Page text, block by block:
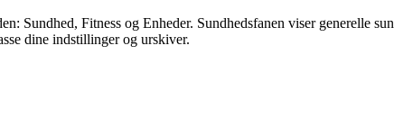
Sundhed, Fitness og Enheder. Sundhedsfanen viser generelle
dine indstillinger og urskiver.